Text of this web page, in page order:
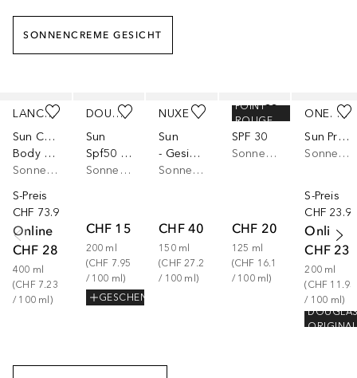
SONNENCREME GESICHT
LANCASTER
Sun Care
Body Velvet Milk SPF 30
Sonnencreme Körper
S-Preis
CHF 73.90
Online
CHF 28.90
400 ml
(CHF 7.23
/ 100 ml )
DOUGLAS COLLECTION
Sun
Spf50 Body Mist
Sonnenspray
CHF 15.90
200 ml
(CHF 7.95
/ 100 ml)
GESCHENK
NUXE
Sun
- Gesicht und Körper - Hoher Schutz - LSF 50
Sonnencreme Körper
CHF 40.90
150 ml
(CHF 27.27
/ 100 ml )
DADO SENS DERMACOSMETICS
SPF 30
Sonnencreme Körper
CHF 20.23
125 ml
(CHF 16.18
/ 100 ml)
POINT
ROUGE
ONE. TWO. FREE!
Sun Protection Body Fluid SPF 30
Sonnencreme Körper
S-Preis
CHF
Online
CHF
200 ml
(CHF 11.95
/ 100 ml )
ORIGINAL